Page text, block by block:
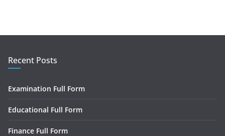
Recent Posts
Examination Full Form
Educational Full Form
Finance Full Form